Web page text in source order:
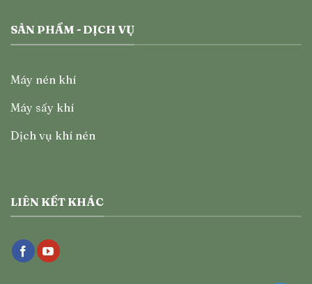
SẢN PHẨM - DỊCH VỤ
Máy nén khí
Máy sấy khí
Dịch vụ khí nén
LIÊN KẾT KHÁC